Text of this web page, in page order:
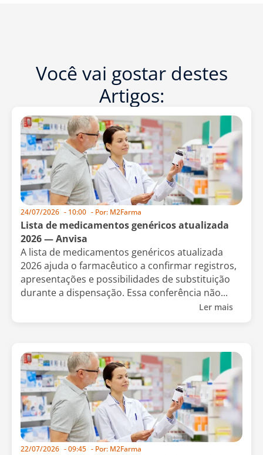
Você vai gostar destes
Artigos:
24/07/2026 - 10:00 - Por: M2Farma
Lista de medicamentos genéricos atualizada
2026 — Anvisa
A lista de medicamentos genéricos atualizada
2026 ajuda o farmacêutico a confirmar registros,
apresentações e possibilidades de substituição
durante a dispensação. Essa conferência não...
Ler mais
22/07/2026 -09:45 - Por: M2Farma